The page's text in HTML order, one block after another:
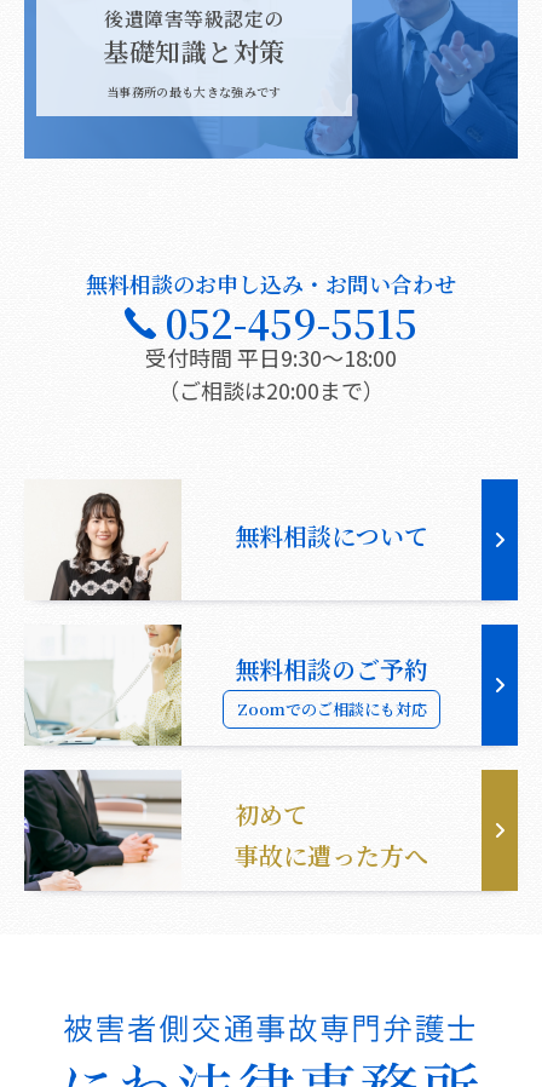
後遺障害等級認定の
基礎知識と対策
当事務所の最も大きな強みです
無料相談のお申し込み・お問い合わせ
052-459-5515
受付時間 平日9:30〜18:00
（ご相談は20:00まで）
無料相談について
無料相談のご予約
Zoomでのご相談にも対応
初めて
事故に遭った方へ